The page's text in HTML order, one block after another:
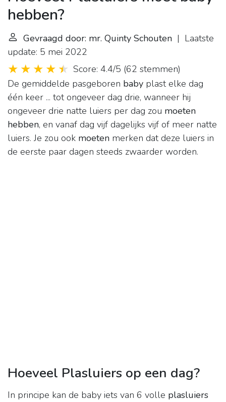
hebben?
Gevraagd door: mr. Quinty Schouten | Laatste
update: 5 mei 2022
Score: 4.4/5 (62 stemmen)
De gemiddelde pasgeboren baby plast elke dag
één keer ... tot ongeveer dag drie, wanneer hij
ongeveer drie natte luiers per dag zou moeten
hebben, en vanaf dag vijf dagelijks vijf of meer natte
luiers. Je zou ook moeten merken dat deze luiers in
de eerste paar dagen steeds zwaarder worden.
Hoeveel Plasluiers op een dag?
In principe kan de baby iets van 6 volle plasluiers